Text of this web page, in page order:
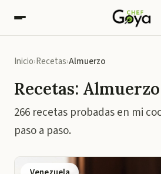
Inicio Recetas Almuerzo
Recetas: Almuerzo
266 recetas probadas en mi
paso a paso.